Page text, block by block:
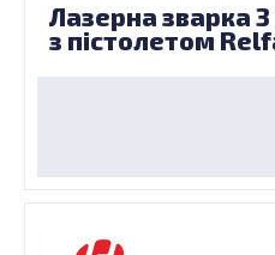
Лазерна зварка
з пістолетом